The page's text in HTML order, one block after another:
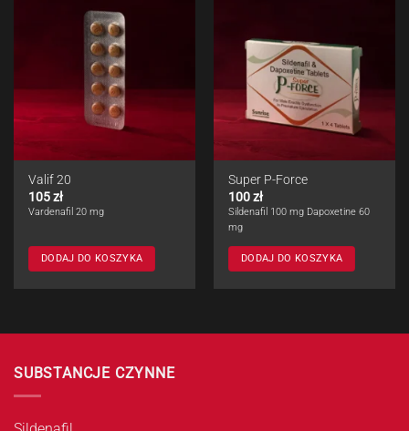
Valif 20
105zł
Vardenafil 20 mg
DODAJ DO KOSZYKA
Super P-Force
100zł
Sildenafil 100 mg Dapoxetine 60
mg
DODAJ DO KOSZYKA
SUBSTANCJE CZYNNE